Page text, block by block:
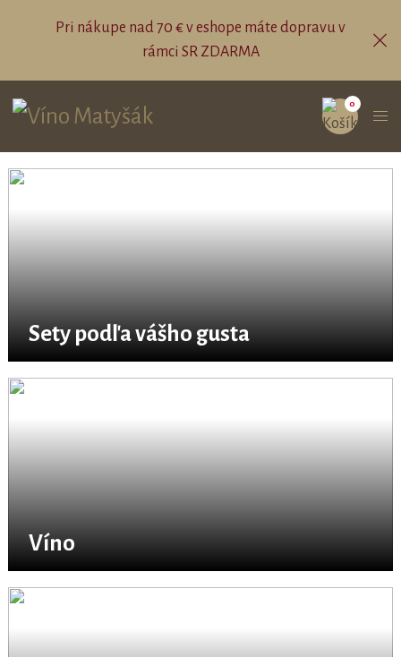
Pri nákupe nad 70 € v eshope máte dopravu v
rámci SR ZDARMA
0
Sety podľa vášho gusta
Víno